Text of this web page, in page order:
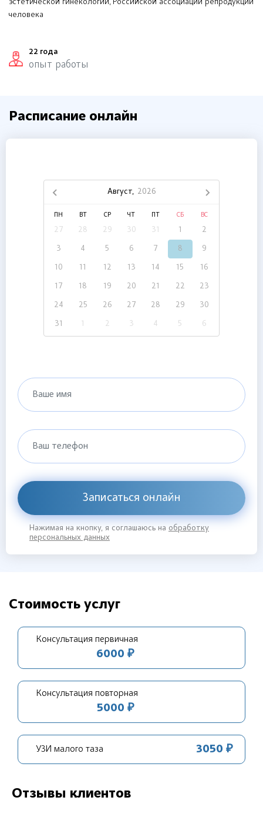
эстетической гинекологии, Российской ассоциации репродукции
человека
22 года
опыт работы
Расписание онлайн
Август, 2026
ПН ВТ СР ЧТ СБ ВС
27 28 29 30 31 1 2
3 4 5 6 7 8 9
10 11 12 13 14 15 16
17 18 19 20 21 22 23
24 25 26 27 28 29 30
31 1 2 3 4 5 6
Ваше имя
Ваш телефон
Записаться онлайн
Нажимая на кнопку, я соглашаюсь на обработку
персональных данных
Стоимость услуг
Консультация первичная
6000 ₽
Консультация повторная
5000 ₽
УЗИ малого таза 3050 ₽
Отзывы клиентов